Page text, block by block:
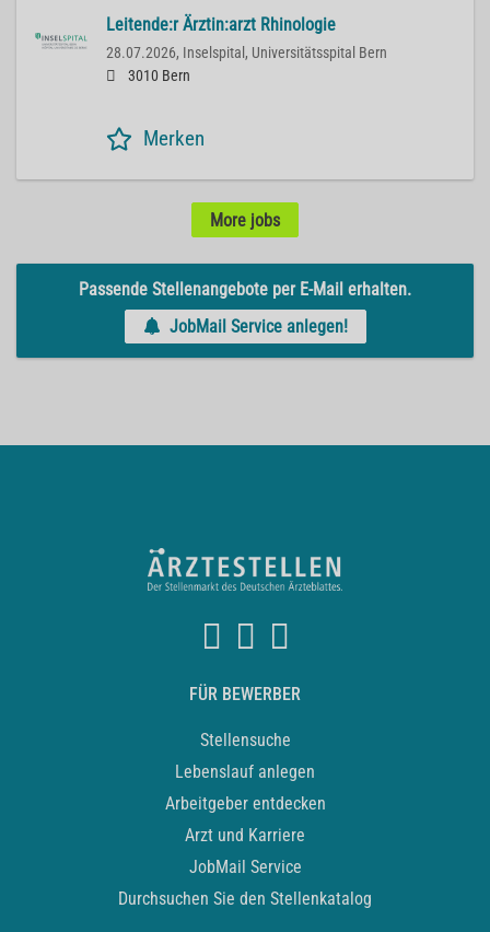
Leitende:r Ärztin:arzt Rhinologie
28.07.2026, Inselspital, Universitätsspital Bern
3010 Bern
Merken
More jobs
Passende Stellenangebote per E-Mail erhalten.
JobMail Service anlegen!
FÜR BEWERBER
Stellensuche
Lebenslauf anlegen
Arbeitgeber entdecken
Arzt und Karriere
JobMail Service
Durchsuchen Sie den Stellenkatalog